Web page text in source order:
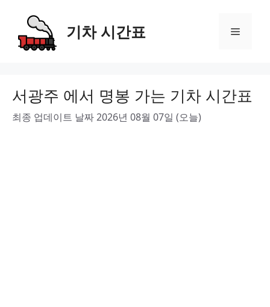
content
기차 시간표 Menu
서광주 에서 명봉 가는 기차 시간표
최종 업데이트 날짜 2026년 08월 07일 (오늘)